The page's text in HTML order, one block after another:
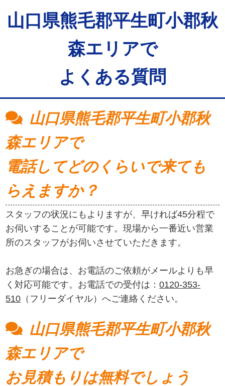
山口県熊毛郡平生町小郡秋
森エリアで
よくある質問
山口県熊毛郡平生町小郡秋
森エリアで
電話してどのくらいで来ても
らえますか？
スタッフの状況にもよりますが、早ければ45分程で
お伺いすることが可能です。現場から一番近い営業
所のスタッフがお伺いさせていただきます。
お急ぎの場合は、お電話のご依頼がメールよりも早
く対応可能です。お電話での受付は：0120-353-
510 （フリーダイヤル）へご連絡ください。
山口県熊毛郡平生町小郡秋
森エリアで
お見積もりは無料でしょう